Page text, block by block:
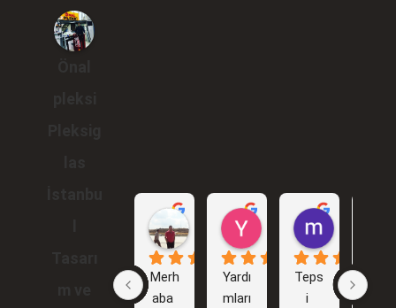
Gökhan Araçlı
1 yıl önce
Merh
aba
Yunus Karakuş
2 yıl önce
Yardı
mları
murat
Teps
i
işimd